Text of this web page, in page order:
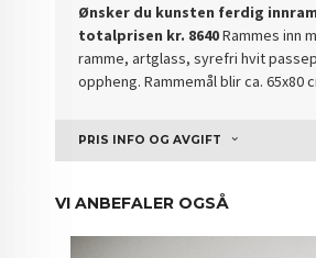
Ønsker du kunsten ferdig
totalprisen kr. 8640Rammes inn
ramme, artglass, syrefri hvit
oppheng. Rammemål blir ca. 65x80
PRIS INFO OG AVGIFT
VI ANBEFALER OGSÅ